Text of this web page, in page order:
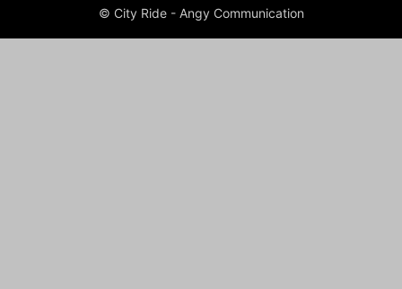
© City Ride - Angy Communication